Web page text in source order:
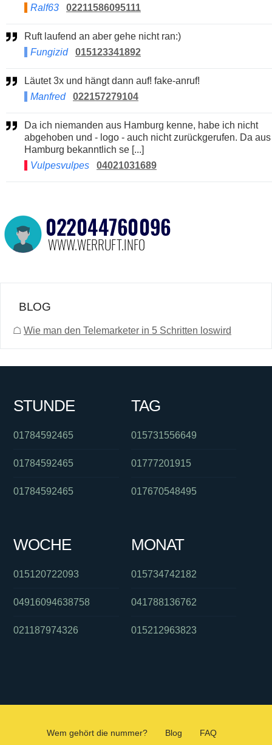
Ralf63
02211586095111
Ruft laufend an aber gehe nicht ran:)
Fungizid
015123341892
Läutet 3x und hängt dann auf! fake-anruf!
Manfred
022157279104
Da ich niemanden aus Hamburg kenne, habe ich nicht
abgehoben und - logo - auch nicht zurückgerufen. Da aus
Hamburg bekanntlich se [...]
Vulpesvulpes
04021031689
BLOG
☖ Wie man den Telemarketer in 5 Schritten loswird
STUNDE
01784592465
01784592465
01784592465
TAG
015731556649
01777201915
017670548495
WOCHE
015120722093
04916094638758
021187974326
MONAT
015734742182
041788136762
015212963823
Wem gehört die nummer? Blog FAQ